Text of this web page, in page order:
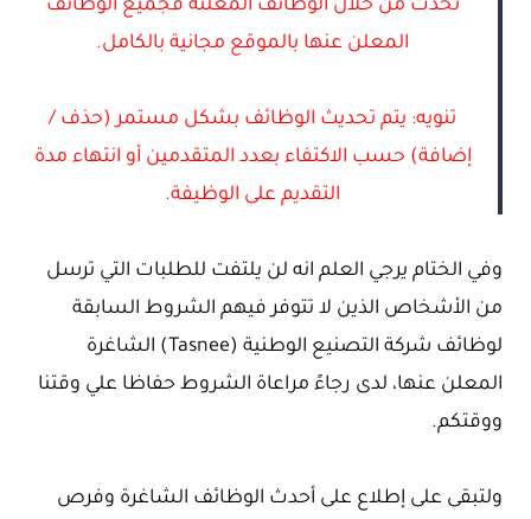
تحدث من خلال الوظائف المعلنة فجميع الوظائف
المعلن عنها بالموقع مجانية بالكامل.
تنويه: يتم تحديث الوظائف بشكل مستمر (حذف /
إضافة) حسب الاكتفاء بعدد المتقدمين أو انتهاء مدة
التقديم على الوظيفة.
وفي الختام يرجي العلم انه لن يلتفت للطلبات التي ترسل
من الأشخاص الذين لا تتوفر فيهم الشروط السابقة
لوظائف شركة التصنيع الوطنية (Tasnee) الشاغرة
المعلن عنها، لدى رجاءً مراعاة الشروط حفاظا علي وقتنا
ووقتكم.
ولتبقى على إطلاع على أحدث الوظائف الشاغرة وفرص